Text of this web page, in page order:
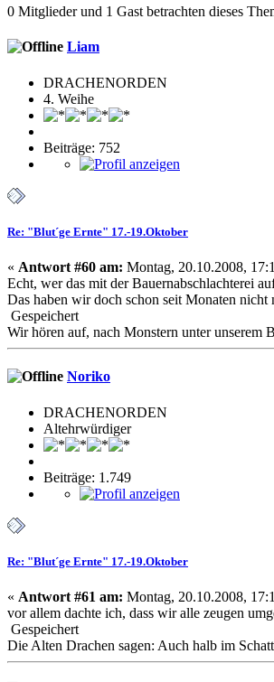
0 Mitglieder und 1 Gast betrachten dieses
Liam
DRACHENORDEN
4. Weihe
Beiträge: 752
Re: "Blut´ge Ernte" 17.-19.Oktober
« Antwort #60 am: Montag, 20.10.2008,
Echt, wer das mit der Bauernabschlachterei
Das haben wir doch schon seit Monaten nicht
Gespeichert
Wir hören auf, nach Monstern unter unserem
Noriko
DRACHENORDEN
Altehrwürdiger
Beiträge: 1.749
Re: "Blut´ge Ernte" 17.-19.Oktober
« Antwort #61 am: Montag, 20.10.2008,
vor allem dachte ich, dass wir alle zeugen
Gespeichert
Die Alten Drachen sagen: Auch halb im